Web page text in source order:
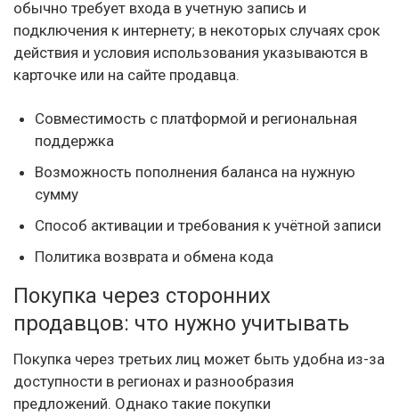
обычно требует входа в учетную запись и
подключения к интернету; в некоторых случаях срок
действия и условия использования указываются в
карточке или на сайте продавца.
Совместимость с платформой и региональная
поддержка
Возможность пополнения баланса на нужную
сумму
Способ активации и требования к учётной записи
Политика возврата и обмена кода
Покупка через сторонних
продавцов: что нужно учитывать
Покупка через третьих лиц может быть удобна из-за
доступности в регионах и разнообразия
предложений. Однако такие покупки